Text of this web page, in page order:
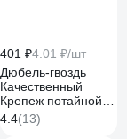
401 ₽4.01 ₽/шт
Дюбель-гвоздь
Качественный
Крепеж потайной
бортик 6х60 100 шт
0500617 КЧ
4.4(13)